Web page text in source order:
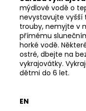
mýdlové vodě o
nevystavujte vyšší
trouby, nemyjte v
přímému
horké vodě.
ostré, dbejte na
vykrajovátky.
dětmi do 6 let.
EN